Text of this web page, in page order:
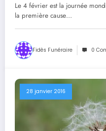
Le 4 février est la journée
la première cause…
Fidès Funéraire 0
28 janvier 2016